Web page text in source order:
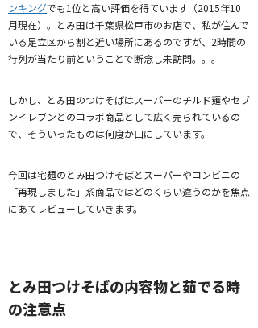
ンキングでも1位と高い評価を得ています（2015年10
月現在）。とみ田は千葉県松戸市のお店で、私が住んで
いる足立区から割と近い場所にあるのですが、2時間の
行列が当たり前ということで断念し未訪問。。。
しかし、とみ田のつけそばはスーパーのチルド麺やセブ
ンイレブンとのコラボ商品として広く売られているの
で、そういったものは何度か口にしています。
今回は宅麺のとみ田つけそばとスーパーやコンビニの
「再現しました」系商品ではどのくらい違うのかを焦点
にあてレビューしていきます。
とみ田つけそばの内容物と茹でる時
の注意点